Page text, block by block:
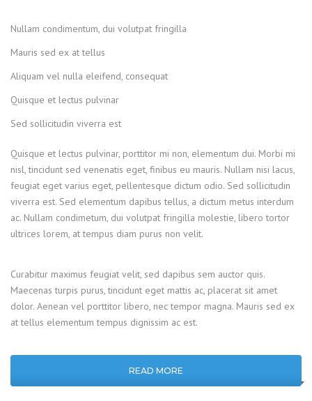
Nullam condimentum, dui volutpat fringilla
Mauris sed ex at tellus
Aliquam vel nulla eleifend, consequat
Quisque et lectus pulvinar
Sed sollicitudin viverra est
Quisque et lectus pulvinar, porttitor mi non, elementum dui. Morbi mi
nisl, tincidunt sed venenatis eget, finibus eu mauris. Nullam nisi lacus,
feugiat eget varius eget, pellentesque dictum odio. Sed sollicitudin
viverra est. Sed elementum dapibus tellus, a dictum metus interdum
ac. Nullam condimetum, dui volutpat fringilla molestie, libero tortor
ultrices lorem, at tempus diam purus non velit.
Curabitur maximus feugiat velit, sed dapibus sem auctor quis.
Maecenas turpis purus, tincidunt eget mattis ac, placerat sit amet
dolor. Aenean vel porttitor libero, nec tempor magna. Mauris sed ex
at tellus elementum tempus dignissim ac est.
READ MORE